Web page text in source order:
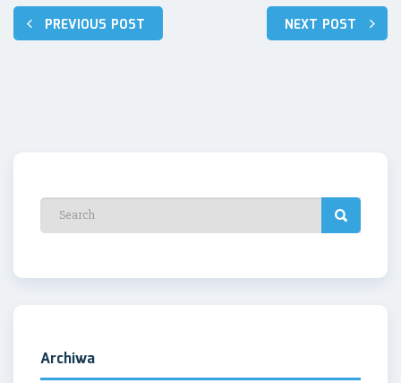
Nawigacja
wpisu
PREVIOUS POST NEXT POST
Archiwa